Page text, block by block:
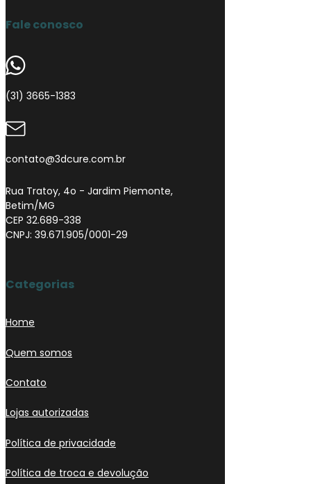
Fale conosco
(31) 3665-1383
contato@3dcure.com.br
Rua Tratoy, 4o - Jardim Piemonte,
Betim/MG
CEP 32.689-338
CNPJ: 39.671.905/0001-29
Categorias
Home
Quem somos
Contato
Lojas autorizadas
Política de privacidade
Política de troca e devolução